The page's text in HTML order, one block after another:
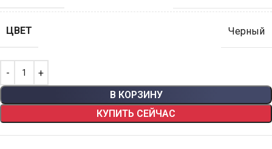
ЦВЕТ Черный
В КОРЗИНУ
КУПИТЬ СЕЙЧАС